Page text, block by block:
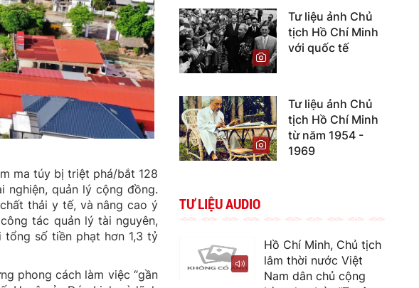
ma túy bị triệt phá/bắt 128
quản lý cộng đồng.
thải y tế, và nâng cao ý
tác quản lý tài nguyên,
số tiền phạt hơn 1,3 tỷ
phong cách làm việc “gần
Tư liệu ảnh Chủ
tịch Hồ Chí Minh
với quốc tế
Tư liệu ảnh Chủ
tịch Hồ Chí Minh
từ năm 1954 -
1969
TƯ LIỆU AUDIO
Hồ Chí Minh, Chủ tịch
lâm thời nước Việt
Nam dân chủ cộng